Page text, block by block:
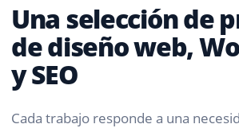
Una selección de
de diseño web,
y SEO
Cada trabajo responde a una